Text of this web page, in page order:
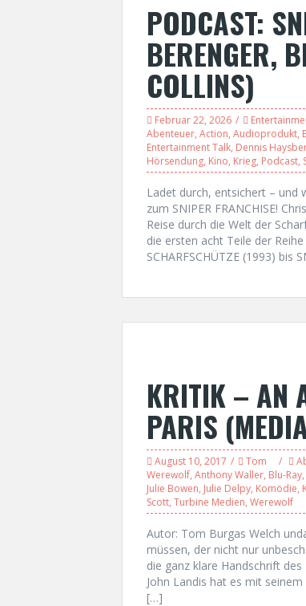
PODCAST:
BERENGER,
COLLINS)
Februar 22, 2026
Abenteuer, Action, Audioprodukt,
Entertainment Talk, Dennis
Hörsendung, Kino, Krieg, Podcast,
Ladet durch, entsichert – und
zum SNIPER FRANCHISE!
Reise durch die Welt der
die ersten acht Teile der
SCHARFSCHÜTZE (1993) bis
KRITIK – AN
PARIS
August 10, 2017 Tom
Werewolf, Anthony Waller, Blu-Ray,
Julie Bowen, Julie Delpy, Komödie,
Scott, Turbine Medien, Werewolf
Autor: Tom Burgas Welch
müssen, der nicht nur
die ganz klare Handschrift
John Landis hat es mit
[…]